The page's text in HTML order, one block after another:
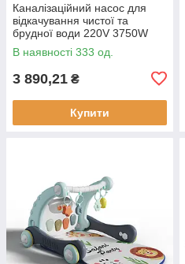
Каналізаційний насос для
відкачування чистої та
брудної води 220V 3750W
В наявності 333 од.
3 890,21 ₴
Купити